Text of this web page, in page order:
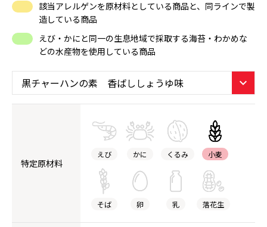
該当アレルゲンを原材料としている商品と、同ラインで製
造している商品
えび・かにと同一の生息地域で採取する海苔・わかめな
どの水産物を使用している商品
特定原材料
えび かに くるみ 小麦
そば 卵 乳 落花生